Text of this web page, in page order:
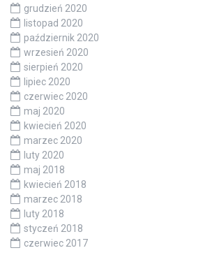
grudzień 2020
listopad 2020
październik 2020
wrzesień 2020
sierpień 2020
lipiec 2020
czerwiec 2020
maj 2020
kwiecień 2020
marzec 2020
luty 2020
maj 2018
kwiecień 2018
marzec 2018
luty 2018
styczeń 2018
czerwiec 2017